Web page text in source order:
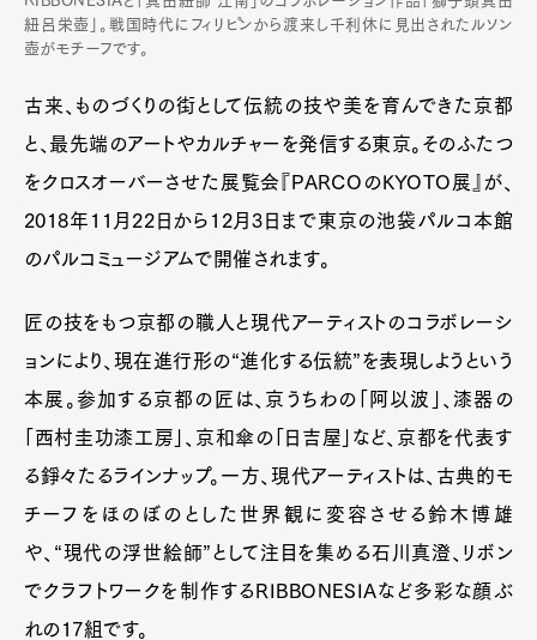
紐呂栄壺」。戦国時代にフィリピンから渡来し千利休に見出されたルソン
壺がモチーフです。
古来、ものづくりの街として伝統の技や美を育んできた京都
と、最先端のアートやカルチャーを発信する東京。そのふたつ
をクロスオーバーさせた展覧会『PARCOのKYOTO展』が、
2018年11月22日から12月3日まで東京の池袋パルコ本館
のパルコミュージアムで開催されます。
匠の技をもつ京都の職人と現代アーティストのコラボレーシ
ョンにより、現在進行形の“進化する伝統”を表現しようという
本展。参加する京都の匠は、京うちわの「阿以波」、漆器の
「西村圭功漆工房」、京和傘の「日吉屋」など、京都を代表す
る錚々たるラインナップ。一方、現代アーティストは、古典的モ
チーフをほのぼのとした世界観に変容させる鈴木博雄
や、“現代の浮世絵師”として注目を集める石川真澄、リボン
でクラフトワークを制作するRIBBONESIAなど多彩な顔ぶ
れの17組です。